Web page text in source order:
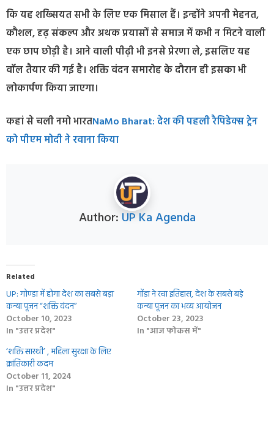
कि यह शख्सियत सभी के लिए एक मिसाल हैं। इन्होंने अपनी मेहनत,
कौशल, दृढ़ संकल्प और अथक प्रयासों से समाज में कभी न मिटने वाली
एक छाप छोड़ी है। आने वाली पीढ़ी भी इनसे प्रेरणा ले, इसलिए यह
वॉल तैयार की गई है। शक्ति वंदन समारोह के दौरान ही इसका भी
लोकार्पण किया जाएगा।
कहां से चली नमो भारतNaMo Bharat: देश की पहली रैपिडेक्स ट्रेन
को पीएम मोदी ने रवाना किया
Author: UP Ka Agenda
Related
UP: गोण्डा में होगा देश का सबसे बड़ा
कन्या पूजन “शक्ति वंदन”
October 10, 2023
In "उत्तर प्रदेश"
गोंडा ने रचा इतिहास, देश के सबसे बड़े
कन्या पूजन का भव्य आयोजन
October 23, 2023
In "आज फोकस में"
‘शक्ति सारथी’ , महिला सुरक्षा के लिए
क्रांतिकारी कदम
October 11, 2024
In "उत्तर प्रदेश"